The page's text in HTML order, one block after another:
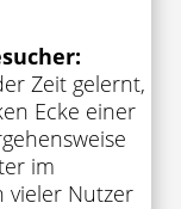
Zeit gelernt,
Ecke einer
im
vieler Nutzer